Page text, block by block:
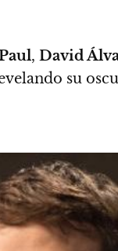
, David
su